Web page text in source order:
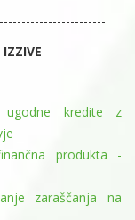
IZZIVE
ugodne kredite z
produkta -
zaraščanja na